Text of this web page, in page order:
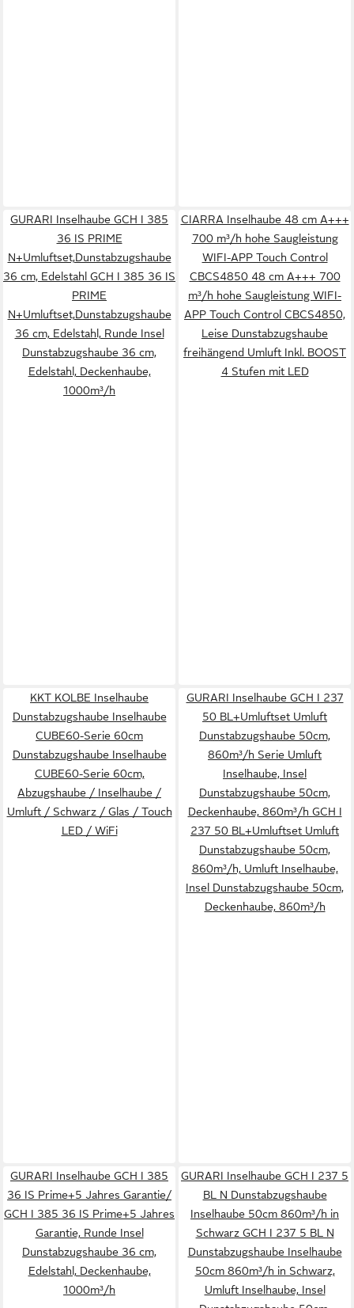
GURARI Inselhaube GCH I 385
36 IS PRIME
N+Umluftset,Dunstabzugshaube
36 cm, Edelstahl GCH I 385 36 IS
PRIME
N+Umluftset,Dunstabzugshaube
36 cm, Edelstahl, Runde Insel
Dunstabzugshaube 36 cm,
Edelstahl, Deckenhaube,
1000m³/h
CIARRA Inselhaube 48 cm A+++
700 m³/h hohe Saugleistung
WIFI-APP Touch Control
CBCS4850 48 cm A+++ 700
m³/h hohe Saugleistung WIFI-
APP Touch Control CBCS4850,
Leise Dunstabzugshaube
freihängend Umluft Inkl. BOOST
4 Stufen mit LED
KKT KOLBE Inselhaube
Dunstabzugshaube Inselhaube
CUBE60-Serie 60cm
Dunstabzugshaube Inselhaube
CUBE60-Serie 60cm,
Abzugshaube / Inselhaube /
Umluft / Schwarz / Glas / Touch
LED / WiFi
GURARI Inselhaube GCH I 237
50 BL+Umluftset Umluft
Dunstabzugshaube 50cm,
860m³/h Serie Umluft
Inselhaube, Insel
Dunstabzugshaube 50cm,
Deckenhaube, 860m³/h GCH I
237 50 BL+Umluftset Umluft
Dunstabzugshaube 50cm,
860m³/h, Umluft Inselhaube,
Insel Dunstabzugshaube 50cm,
Deckenhaube, 860m³/h
GURARI Inselhaube GCH I 385
36 IS Prime+5 Jahres Garantie/
GCH I 385 36 IS Prime+5 Jahres
Garantie, Runde Insel
Dunstabzugshaube 36 cm,
Edelstahl, Deckenhaube,
1000m³/h
GURARI Inselhaube GCH I 237 5
BL N Dunstabzugshaube
Inselhaube 50cm 860m³/h in
Schwarz GCH I 237 5 BL N
Dunstabzugshaube Inselhaube
50cm 860m³/h in Schwarz,
Umluft Inselhaube, Insel